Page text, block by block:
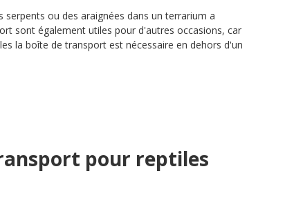
ou des araignées dans un terrarium a
sont également utiles pour d'autres occasions, car
la boîte de transport est nécessaire en dehors d'un
pour reptiles